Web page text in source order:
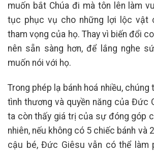
muốn bắt Chúa đi mà tôn lên làm
tục phục vụ cho những lợi lộc vật
tham vọng của họ. Thay vì biến đổi
nên sẵn sàng hơn, để lắng nghe
muốn nói với họ.
Trong phép lạ bánh hoá nhiều, chúng
tình thương và quyền năng của Đức
ta còn thấy giá trị của sự đóng góp
nhiên, nếu không có 5 chiếc bánh và
cậu bé, Đức Giêsu vẫn có thể làm